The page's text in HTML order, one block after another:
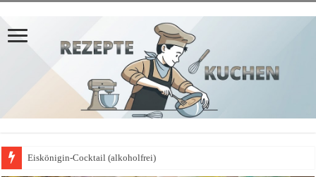
Eiskönigin-Cocktail (alkoholfrei)